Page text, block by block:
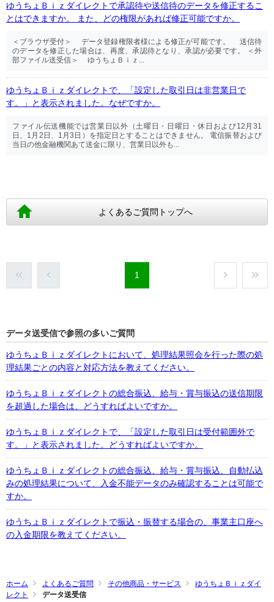
ゆうちょＢｉｚダイレクトで承認待や送信待のデータを修正するこ
とはできますか。 また、どの権限があれば修正可能ですか。
＜ブラウザ受付＞ データ登録権限者様による修正が可能です。 送信待
のデータを修正した場合は、再度、承認待となり、承認が必要です。 ＜外
部ファイル送受信＞ ゆうちょＢｉｚ...
ゆうちょＢｉｚダイレクトで、「設定した取引日は非営業日で
す。」と表示されました。なぜですか。
ファイル伝送機能では営業日以外（土曜日・日曜日・休日および12月31
日、1月2日、1月3日）を指定日とすることはできません。 電信振替および
当日の他金融機関あて送金に限り、営業日以外も...
よくあるご質問トップへ
1
データ送受信で参照の多いご質問
ゆうちょＢｉｚダイレクトにおいて、処理結果照会を行った際の処
理結果ごとの内容と対応方法を教えてください。
ゆうちょＢｉｚダイレクトの総合振込、給与・賞与振込の送信期限
を超過した場合は、どうすればよいですか。
ゆうちょＢｉｚダイレクトで、「設定した取引日は受付範囲外で
す。」と表示されました。どうすればよいですか。
ゆうちょＢｉｚダイレクトの総合振込、給与・賞与振込、自動払込
みの処理結果について、入金不能データのみ確認することは可能で
すか。
ゆうちょＢｉｚダイレクトで振込・振替する場合の、事業主口座へ
の入金期限を教えてください。
ホーム よくあるご質問 その他商品・サービス
ゆうちょＢｉｚダイ
レクト
データ送受信